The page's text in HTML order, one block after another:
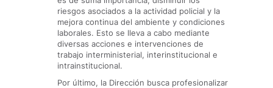
riesgos asociados a la actividad policial y la
mejora continua del ambiente y condiciones
laborales. Esto se lleva a cabo mediante
diversas acciones e intervenciones de
trabajo interministerial, interinstitucional e
intrainstitucional.
Por último, la Dirección busca profesionalizar